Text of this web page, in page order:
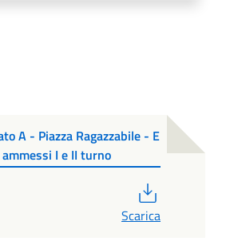
A - Piazza Ragazzabile - E
I e II turno
Scarica